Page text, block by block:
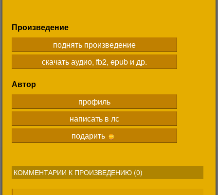
Произведение
поднять произведение
скачать аудио, fb2, epub и др.
Автор
профиль
написать в лс
подарить
КОММЕНТАРИИ К ПРОИЗВЕДЕНИЮ (0)